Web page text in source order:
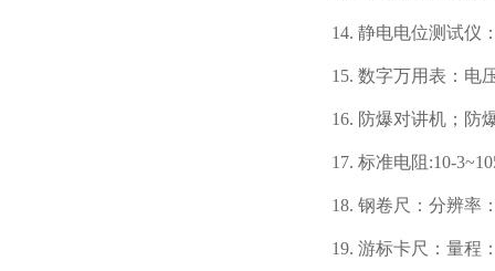
14. 静电电位测试仪
15. 数字万用表：电
16. 防爆对讲机；防
17. 标准电阻:10-
18. 钢卷尺：分辨率
19. 游标卡尺：量程